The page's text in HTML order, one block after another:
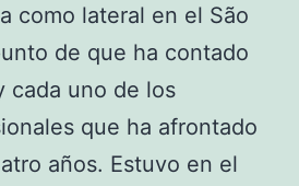
como lateral en el São
de que ha contado
cada uno de los
que ha afrontado
años. Estuvo en el